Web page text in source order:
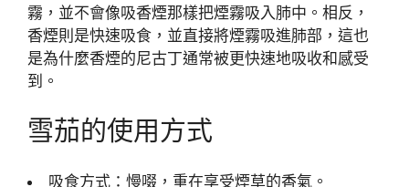
霧，並不會像吸香煙那樣把煙霧吸入肺中。相反，
香煙則是快速吸食，並直接將煙霧吸進肺部，這也
是為什麼香煙的尼古丁通常被更快速地吸收和感受
到。
雪茄的使用方式
吸食方式：慢啜，重在享受煙草的香氣。